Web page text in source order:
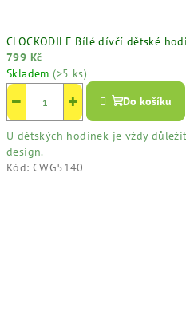
CLOCKODILE Bílé dívčí dětské
799 Kč
Skladem (>5 ks)
+
− Do košíku
U dětských hodinek je vždy
design.
Kód: CWG5140